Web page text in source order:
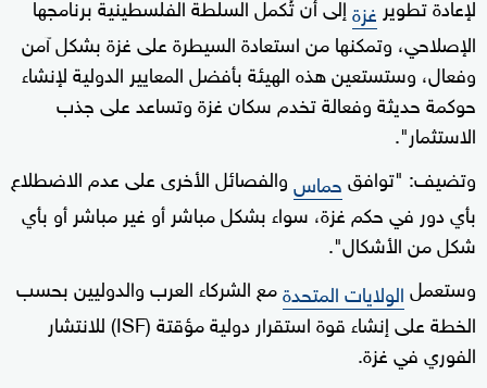
غزة
الإصلاحي، وتمكنها من استعادة السيطرة على غزة بشكل آمن
وفعال، وستستعين هذه الهيئة بأفضل المعايير الدولية لإنشاء
حوكمة حديثة وفعالة تخدم سكان غزة وتساعد على جذب
الاستثمار".
وتضيف: "توافقحماسوالفصائل الأخرى على عدم الاضطلاع
بأي دور في حكم غزة، سواء بشكل مباشر أو غير مباشر أو بأي
شكل من الأشكال".
وستعملالولايات المتحدةمع الشركاء العرب والدوليين بحسب
الخطة على إنشاء قوة استقرار دولية مؤقتة (ISF) للانتشار
الفوري في غزة.